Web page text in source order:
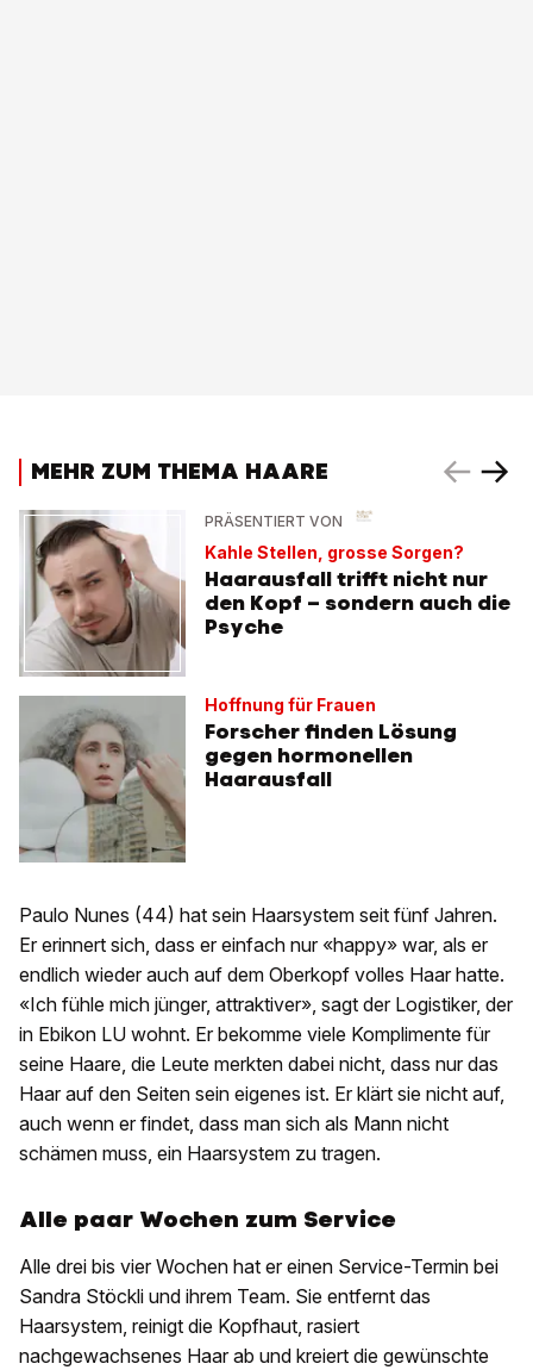
MEHR ZUM THEMA HAARE
PRÄSENTIERT VON
Kahle Stellen, grosse Sorgen?
Haarausfall trifft nicht nur
den Kopf – sondern auch die
Psyche
Hoffnung für Frauen
Forscher finden Lösung
gegen hormonellen
Haarausfall
Paulo Nunes (44) hat sein Haarsystem seit fünf Jahren.
Er erinnert sich, dass er einfach nur «happy» war, als er
endlich wieder auch auf dem Oberkopf volles Haar hatte.
«Ich fühle mich jünger, attraktiver», sagt der Logistiker, der
in Ebikon LU wohnt. Er bekomme viele Komplimente für
seine Haare, die Leute merkten dabei nicht, dass nur das
Haar auf den Seiten sein eigenes ist. Er klärt sie nicht auf,
auch wenn er findet, dass man sich als Mann nicht
schämen muss, ein Haarsystem zu tragen.
Alle paar Wochen zum Service
Alle drei bis vier Wochen hat er einen Service-Termin bei
Sandra Stöckli und ihrem Team. Sie entfernt das
Haarsystem, reinigt die Kopfhaut, rasiert
nachgewachsenes Haar ab und kreiert die gewünschte